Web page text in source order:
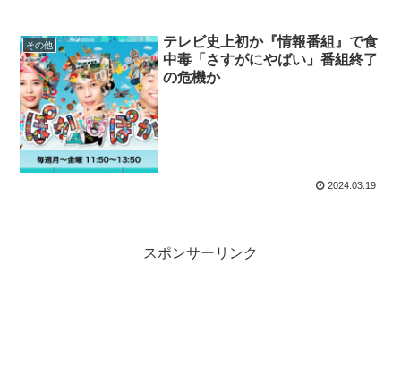
その他
テレビ史上初か『情報番組』で食
中毒「さすがにやばい」番組終了
の危機か
2024.03.19
スポンサーリンク